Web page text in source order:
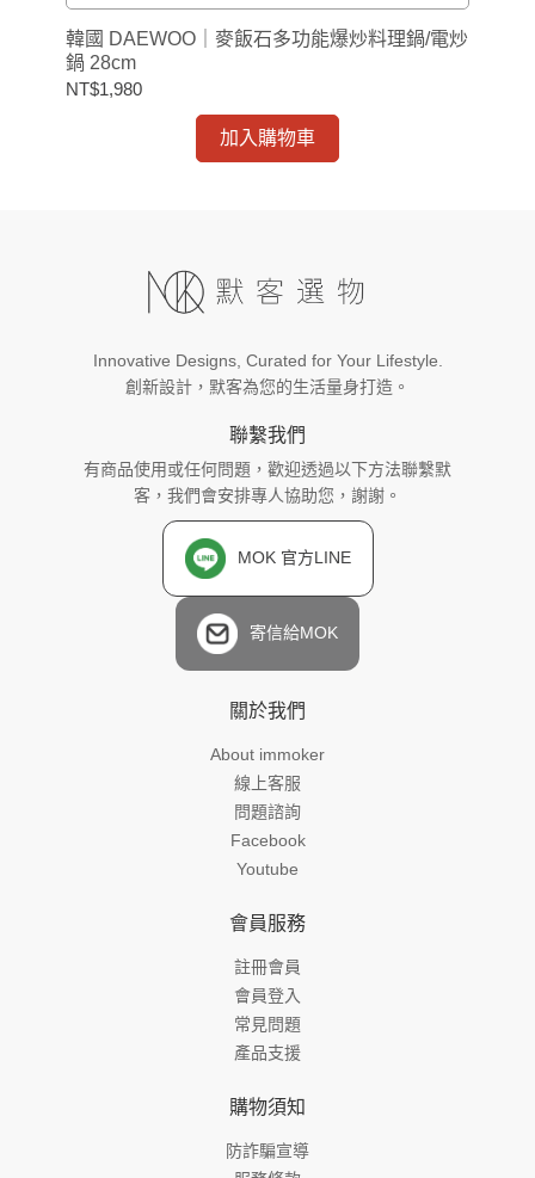
韓國 DAEWOO｜麥飯石多功能爆炒料理鍋/電炒
鍋 28cm
NT$1,980
加入購物車
Innovative Designs, Curated for Your Lifestyle.
創新設計，默客為您的生活量身打造。
聯繫我們
有商品使用或任何問題，歡迎透過以下方法聯繫默
客，我們會安排專人協助您，謝謝。
MOK 官方LINE
寄信給MOK
關於我們
About immoker
線上客服
問題諮詢
Facebook
Youtube
會員服務
註冊會員
會員登入
常見問題
產品支援
購物須知
防詐騙宣導